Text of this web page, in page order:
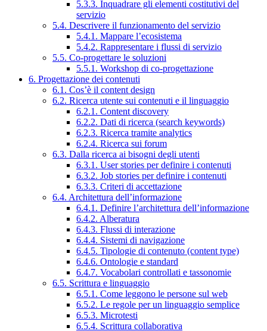
5.3.3. Inquadrare gli elementi costitutivi del
servizio
5.4. Descrivere il funzionamento del servizio
5.4.1. Mappare l’ecosistema
5.4.2. Rappresentare i flussi di servizio
5.5. Co-progettare le soluzioni
5.5.1. Workshop di co-progettazione
6. Progettazione dei contenuti
6.1. Cos’è il content design
6.2. Ricerca utente sui contenuti e il linguaggio
6.2.1. Content discovery
6.2.2. Dati di ricerca (search keywords)
6.2.3. Ricerca tramite analytics
6.2.4. Ricerca sui forum
6.3. Dalla ricerca ai bisogni degli utenti
6.3.1. User stories per definire i contenuti
6.3.2. Job stories per definire i contenuti
6.3.3. Criteri di accettazione
6.4. Architettura dell’informazione
6.4.1. Definire l’architettura dell’informazione
6.4.2. Alberatura
6.4.3. Flussi di interazione
6.4.4. Sistemi di navigazione
6.4.5. Tipologie di contenuto (content type)
6.4.6. Ontologie e standard
6.4.7. Vocabolari controllati e tassonomie
6.5. Scrittura e linguaggio
6.5.1. Come leggono le persone sul web
6.5.2. Le regole per un linguaggio semplice
6.5.3. Microtesti
6.5.4. Scrittura collaborativa